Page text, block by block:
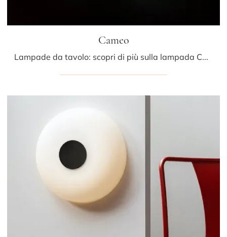
Cameo
Lampade da tavolo: scopri di più sulla lampada Cameo in vetro che ti consigliamo.